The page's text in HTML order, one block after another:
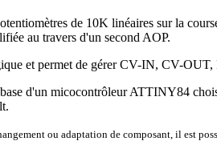
de 10K linéaires sur la
au travers d'un second AOP.
et permet de gérer CV-IN, CV-
d'un micocontrôleur ATTINY84
ou adaptation de composant, il est